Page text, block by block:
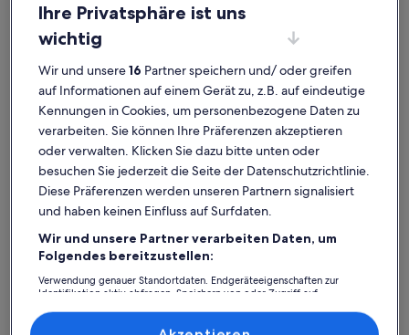
Christianshavn Ferienunterkünfte nahe Overgaden
Wenn dir für deine Auszeit eine Bleibe nahe Overgaden
vorschwebt, stöbere durch unsere Feriendomizile und finde genau
das Passende für dich. Ganz gleich, mit wem du deinen Aufenthalt
in einer Ferienunterkunft buchst, ob mit Familie oder Freunden, du
kannst dich auf all die Annehmlichkeiten freuen, die du dir
wünschst. Was alles so dazugehört? Zum Beispiel eine Klimaanlage
und ein Pool. Und auch wenn du nach Raucheroptionen oder
barrierearmen Optionen suchst, wirst du bei uns bestimmt fündig.
Finde Unterkünfte ganz nach deinem
Geschmack
Suche nach FerienhäusernSuche nach Ferienwohnungen oder
Suche nach
Ihre Privatsphäre ist uns
wichtig
Wir und unsere16 Partner speichern und/ oder greifen
auf Informationen auf einem Gerät zu, z.B. auf eindeutige
Kennungen in Cookies, um personenbezogene Daten zu
verarbeiten. Sie können Ihre Präferenzen akzeptieren
oder verwalten. Klicken Sie dazu bitte unten oder
besuchen Sie jederzeit die Seite der Datenschutzrichtlinie.
Diese Präferenzen werden unseren Partnern signalisiert
und haben keinen Einfluss auf Surfdaten.
Wir und unsere Partner verarbeiten Daten, um
Folgendes bereitzustellen:
Verwendung genauer Standortdaten. Endgeräteeigenschaften zur
Identifikation aktiv abfragen. Speichern von oder Zugriff auf
Inhalte, Messung von Werbeleistung und der Performance von Inhalten,
Zielgruppenforschung sowie Entwicklung und Verbesserung von